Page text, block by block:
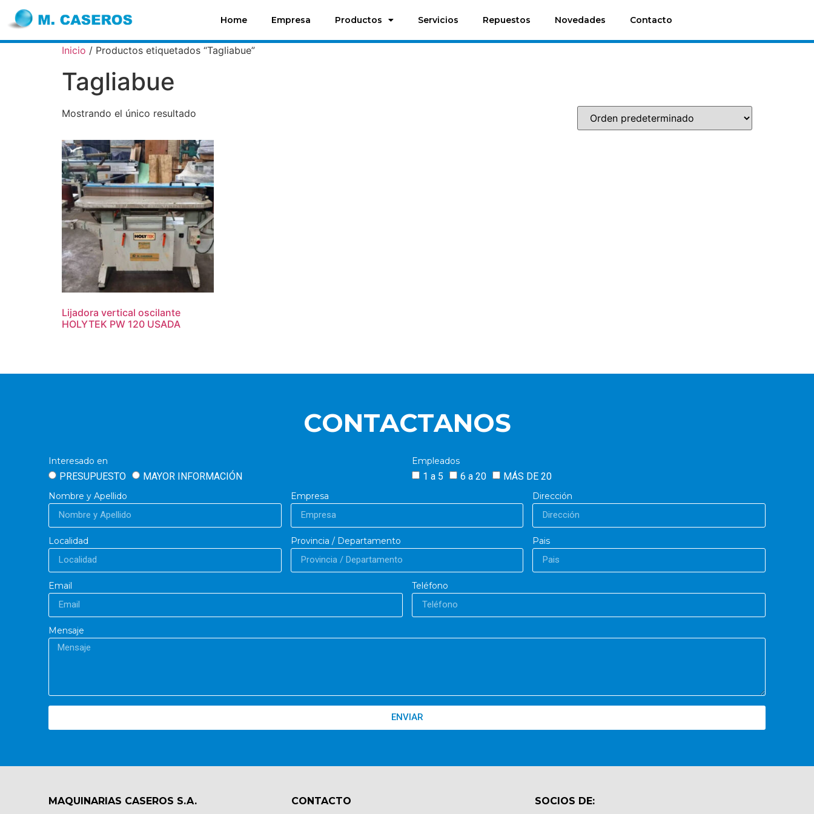
Home Empresa Productos Servicios Repuestos Novedades Contacto
Inicio / Productos etiquetados “Tagliabue”
Tagliabue
Mostrando el único resultado
Lijadora vertical oscilante
HOLYTEK PW 120 USADA
CONTACTANOS
Interesado en
PRESUPUESTO MAYOR INFORMACIÓN
Empleados
1 a 5 6 a 20 MÁS DE 20
Nombre y Apellido Empresa Dirección
Localidad Provincia / Departamento Pais
Email Teléfono
Mensaje
ENVIAR
MAQUINARIAS CASEROS S.A. CONTACTO​ SOCIOS DE: